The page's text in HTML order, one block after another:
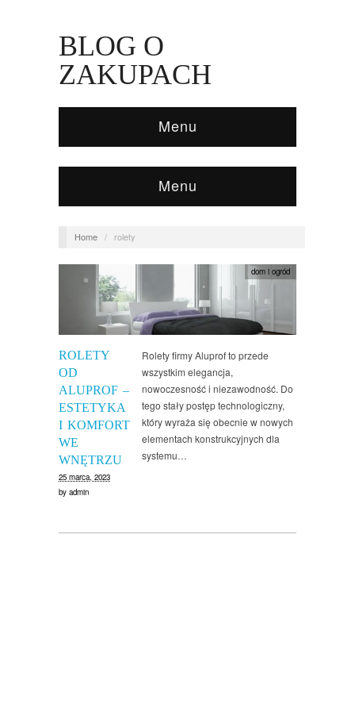
BLOG O
ZAKUPACH
Menu
Menu
Home / rolety
ROLETY
OD
ALUPROF –
ESTETYKA
I KOMFORT
WE
WNĘTRZU
25 marca, 2023
by admin
dom i ogród
Rolety firmy Aluprof to przede
wszystkim elegancja,
nowoczesność i niezawodność. Do
tego stały postęp technologiczny,
który wyraża się obecnie w nowych
elementach konstrukcyjnych dla
systemu…